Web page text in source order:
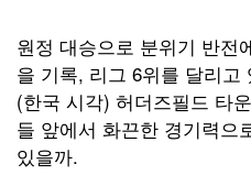
원정 대승으로 분위기 반전
을 기록, 리그 6위를 달리고
(한국 시각) 허더즈필드 타
들 앞에서 화끈한 경기력으
있을까.